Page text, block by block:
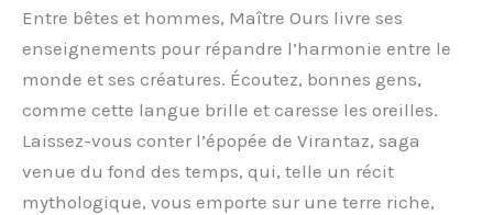
Entre bêtes et hommes, Maître Ours livre ses
enseignements pour répandre l’harmonie entre le
monde et ses créatures. Écoutez, bonnes gens,
comme cette langue brille et caresse les oreilles.
Laissez-vous conter l’épopée de Virantaz, saga
venue du fond des temps, qui, telle un récit
mythologique, vous emporte sur une terre riche,